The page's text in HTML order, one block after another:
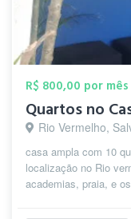
R$ 800,00 por mês
Quartos no
Rio Vermelho,
casa ampla com 10
localização no Rio
academias, praia, e